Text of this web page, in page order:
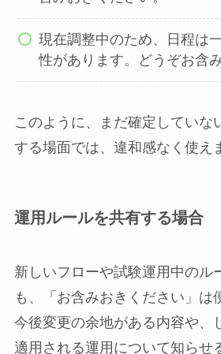
現在調整中のため、日程は
性があります。どうぞお含
このように、まだ確定していな
する場面では、違和感なく使え
運用ルールを共有する場合
新しいフローや試験運用中のル
も、「お含みおきください」は
今後変更の余地がある内容や、
適用される運用について知らせ